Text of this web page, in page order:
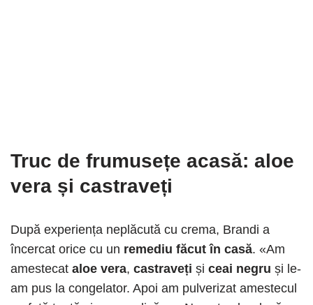
Truc de frumusețe acasă: aloe
vera și castraveți
După experiența neplăcută cu crema, Brandi a
încercat orice cu un remediu făcut în casă. «Am
amestecat aloe vera, castraveți și ceai negru și le-
am pus la congelator. Apoi am pulverizat amestecul